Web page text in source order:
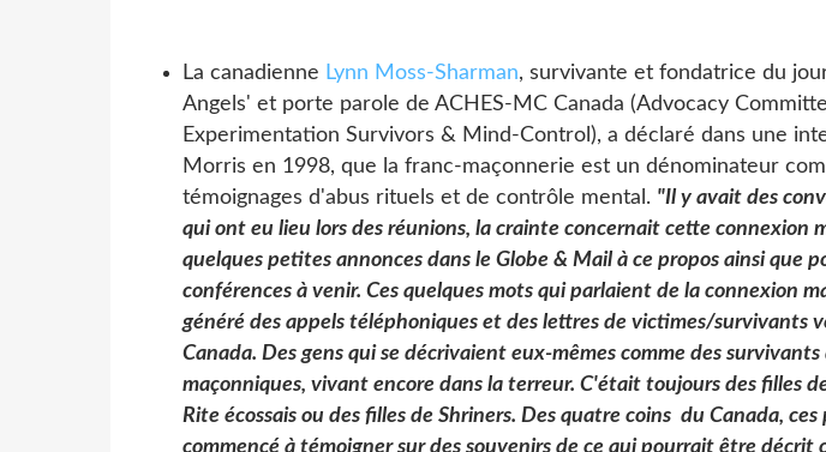
La canadienne Lynn Moss-Sharman, survivante et fondatrice du
Angels' et porte parole de ACHES-MC Canada (Advocacy
Experimentation Survivors & Mind-Control), a déclaré dans une
Morris en 1998, que la franc-maçonnerie est un dénominateur
témoignages d'abus rituels et de contrôle mental. "Il y avait des
qui ont eu lieu lors des réunions, la crainte concernait cette connexion
quelques petites annonces dans le Globe & Mail à ce propos ainsi que
conférences à venir. Ces quelques mots qui parlaient de la connexion
généré des appels téléphoniques et des lettres de victimes/survivants
Canada. Des gens qui se décrivaient eux-mêmes comme des
maçonniques, vivant encore dans la terreur. C'était toujours des filles
Rite écossais ou des filles de Shriners. Des quatre coins du Canada,
commencé à témoigner sur des souvenirs de ce qui pourrait être décrit